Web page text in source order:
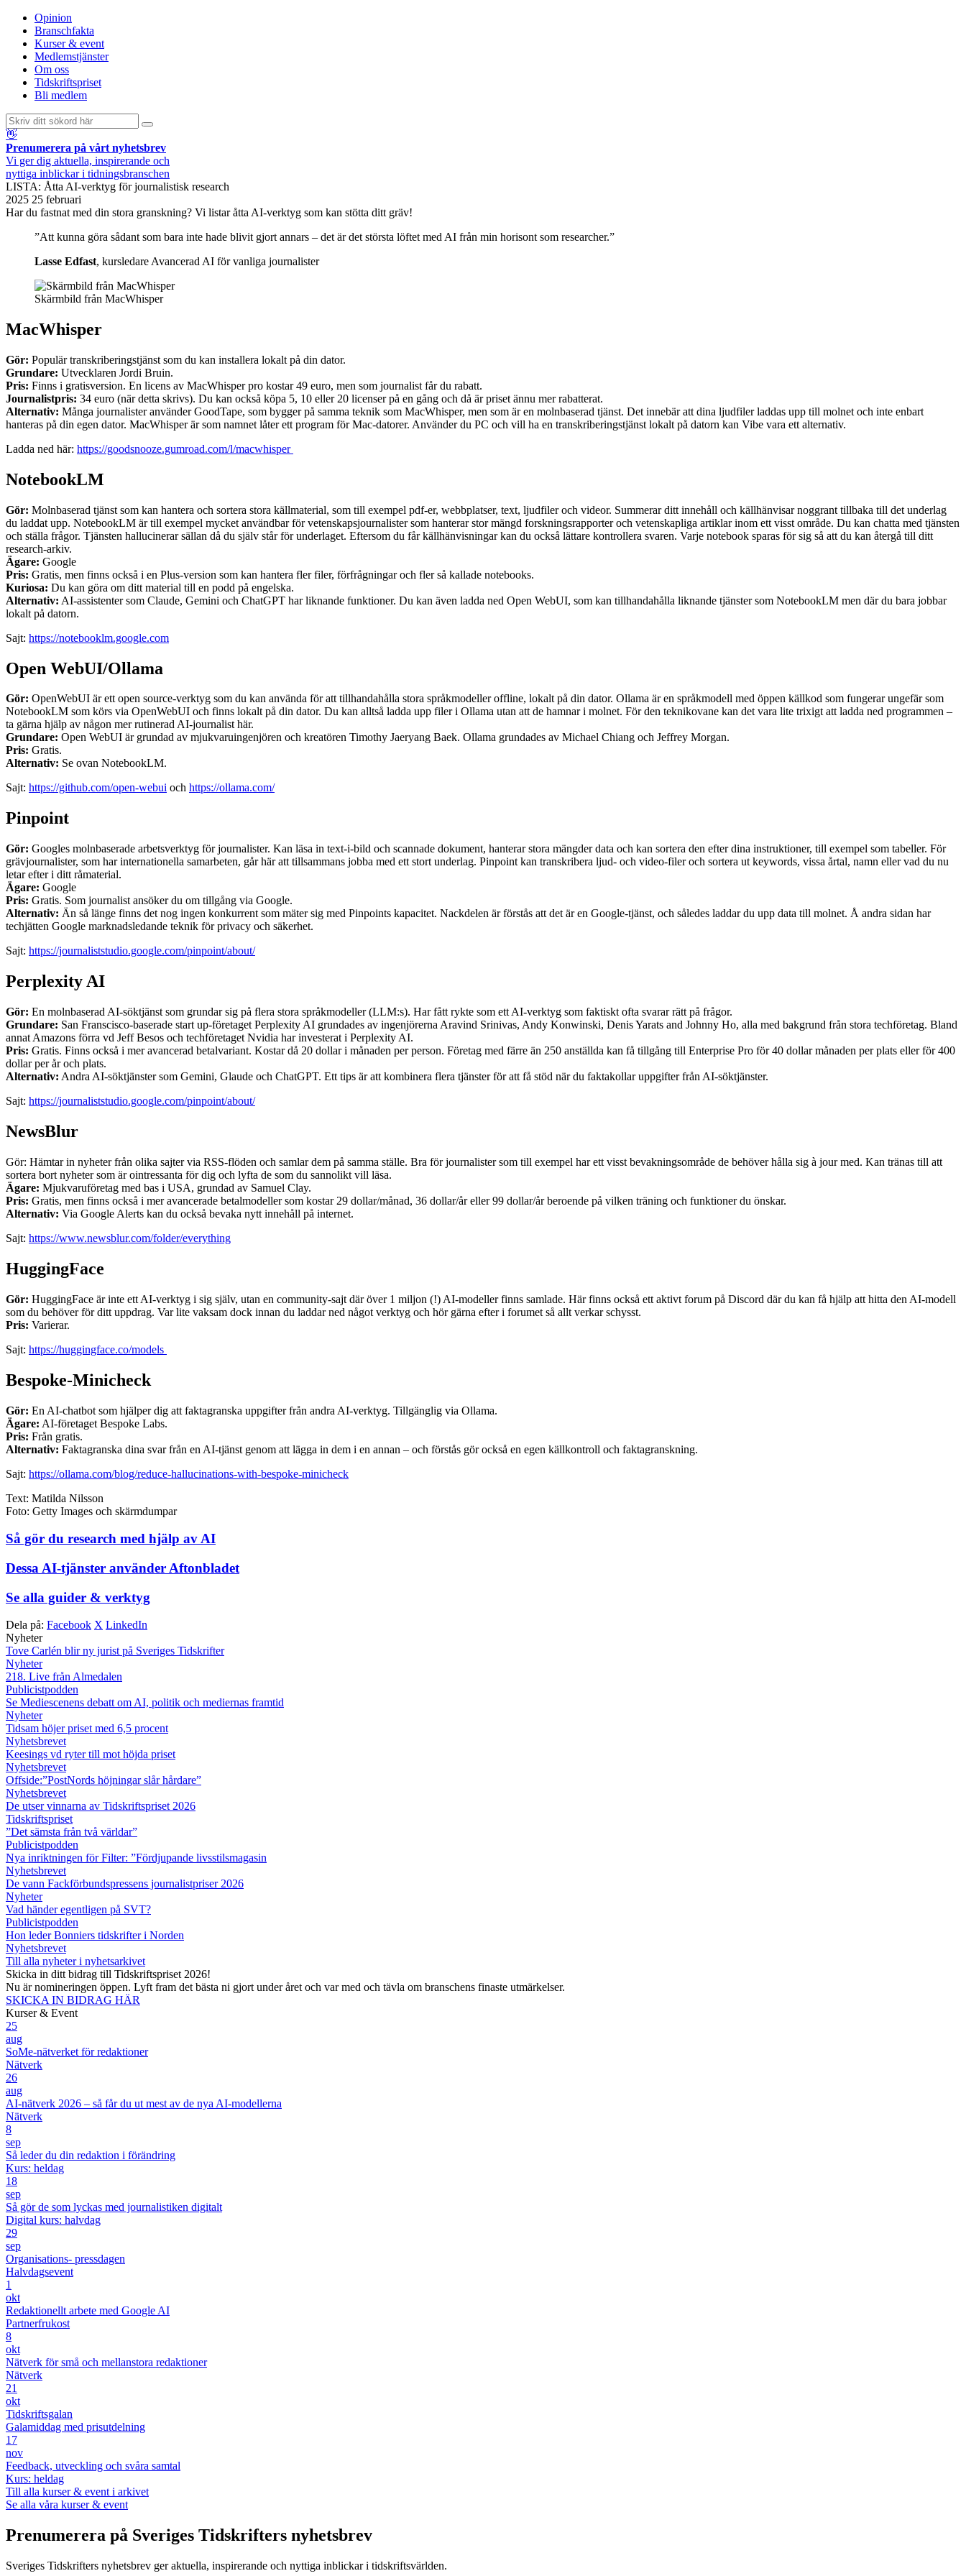
Opinion
Branschfakta
Kurser & event
Medlemstjänster
Om oss
Tidskriftspriset
Bli medlem
👋
Prenumerera på vårt nyhetsbrev
Vi ger dig aktuella, inspirerande och
nyttiga inblickar i tidningsbranschen
LISTA: Åtta AI-verktyg för journalistisk research
2025 25 februari
Har du fastnat med din stora granskning? Vi listar åtta AI-verktyg som kan stötta ditt gräv!
”Att kunna göra sådant som bara inte hade blivit gjort annars – det är det största löftet med AI från min horisont som researcher.”
Lasse Edfast, kursledare Avancerad AI för vanliga journalister
Skärmbild från MacWhisper
MacWhisper
Gör: Populär transkriberingstjänst som du kan installera lokalt på din dator.
Grundare: Utvecklaren Jordi Bruin.
Pris: Finns i gratisversion. En licens av MacWhisper pro kostar 49 euro, men som journalist får du rabatt.
Journalistpris: 34 euro (när detta skrivs). Du kan också köpa 5, 10 eller 20 licenser på en gång och då är priset ännu mer rabatterat.
Alternativ: Många journalister använder GoodTape, som bygger på samma teknik som MacWhisper, men som är en molnbaserad tjänst. Det innebär att dina ljudfiler laddas upp till molnet och inte enbart
hanteras på din egen dator. MacWhisper är som namnet låter ett program för Mac-datorer. Använder du PC och vill ha en transkriberingstjänst lokalt på datorn kan Vibe vara ett alternativ.
Ladda ned här: https://goodsnooze.gumroad.com/l/macwhisper
NotebookLM
Gör: Molnbaserad tjänst som kan hantera och sortera stora källmaterial, som till exempel pdf-er, webbplatser, text, ljudfiler och videor. Summerar ditt innehåll och källhänvisar noggrant tillbaka till det underlag
du laddat upp. NotebookLM är till exempel mycket användbar för vetenskapsjournalister som hanterar stor mängd forskningsrapporter och vetenskapliga artiklar inom ett visst område. Du kan chatta med tjänsten
och ställa frågor. Tjänsten hallucinerar sällan då du själv står för underlaget. Eftersom du får källhänvisningar kan du också lättare kontrollera svaren. Varje notebook sparas för sig så att du kan återgå till ditt
research-arkiv.
Ägare: Google
Pris: Gratis, men finns också i en Plus-version som kan hantera fler filer, förfrågningar och fler så kallade notebooks.
Kuriosa: Du kan göra om ditt material till en podd på engelska.
Alternativ: AI-assistenter som Claude, Gemini och ChatGPT har liknande funktioner. Du kan även ladda ned Open WebUI, som kan tillhandahålla liknande tjänster som NotebookLM men där du bara jobbar
lokalt på datorn.
Sajt: https://notebooklm.google.com
Open WebUI/Ollama
Gör: OpenWebUI är ett open source-verktyg som du kan använda för att tillhandahålla stora språkmodeller offline, lokalt på din dator. Ollama är en språkmodell med öppen källkod som fungerar ungefär som
NotebookLM som körs via OpenWebUI och finns lokalt på din dator. Du kan alltså ladda upp filer i Ollama utan att de hamnar i molnet. För den teknikovane kan det vara lite trixigt att ladda ned programmen –
ta gärna hjälp av någon mer rutinerad AI-journalist här.
Grundare: Open WebUI är grundad av mjukvaruingenjören och kreatören Timothy Jaeryang Baek. Ollama grundades av Michael Chiang och Jeffrey Morgan.
Pris: Gratis.
Alternativ: Se ovan NotebookLM.
Sajt: https://github.com/open-webui och https://ollama.com/
Pinpoint
Gör: Googles molnbaserade arbetsverktyg för journalister. Kan läsa in text-i-bild och scannade dokument, hanterar stora mängder data och kan sortera den efter dina instruktioner, till exempel som tabeller. För
grävjournalister, som har internationella samarbeten, går här att tillsammans jobba med ett stort underlag. Pinpoint kan transkribera ljud- och video-filer och sortera ut keywords, vissa årtal, namn eller vad du nu
letar efter i ditt råmaterial.
Ägare: Google
Pris: Gratis. Som journalist ansöker du om tillgång via Google.
Alternativ: Än så länge finns det nog ingen konkurrent som mäter sig med Pinpoints kapacitet. Nackdelen är förstås att det är en Google-tjänst, och således laddar du upp data till molnet. Å andra sidan har
techjätten Google marknadsledande teknik för privacy och säkerhet.
Sajt: https://journaliststudio.google.com/pinpoint/about/
Perplexity AI
Gör: En molnbaserad AI-söktjänst som grundar sig på flera stora språkmodeller (LLM:s). Har fått rykte som ett AI-verktyg som faktiskt ofta svarar rätt på frågor.
Grundare: San Franscisco-baserade start up-företaget Perplexity AI grundades av ingenjörerna Aravind Srinivas, Andy Konwinski, Denis Yarats and Johnny Ho, alla med bakgrund från stora techföretag. Bland
annat Amazons förra vd Jeff Besos och techföretaget Nvidia har investerat i Perplexity AI.
Pris: Gratis. Finns också i mer avancerad betalvariant. Kostar då 20 dollar i månaden per person. Företag med färre än 250 anställda kan få tillgång till Enterprise Pro för 40 dollar månaden per plats eller för 400
dollar per år och plats.
Alternativ: Andra AI-söktjänster som Gemini, Glaude och ChatGPT. Ett tips är att kombinera flera tjänster för att få stöd när du faktakollar uppgifter från AI-söktjänster.
Sajt: https://journaliststudio.google.com/pinpoint/about/
NewsBlur
Gör: Hämtar in nyheter från olika sajter via RSS-flöden och samlar dem på samma ställe. Bra för journalister som till exempel har ett visst bevakningsområde de behöver hålla sig à jour med. Kan tränas till att
sortera bort nyheter som är ointressanta för dig och lyfta de som du sannolikt vill läsa.
Ägare: Mjukvaruföretag med bas i USA, grundad av Samuel Clay.
Pris: Gratis, men finns också i mer avancerade betalmodeller som kostar 29 dollar/månad, 36 dollar/år eller 99 dollar/år beroende på vilken träning och funktioner du önskar.
Alternativ: Via Google Alerts kan du också bevaka nytt innehåll på internet.
Sajt: https://www.newsblur.com/folder/everything
HuggingFace
Gör: HuggingFace är inte ett AI-verktyg i sig själv, utan en community-sajt där över 1 miljon (!) AI-modeller finns samlade. Här finns också ett aktivt forum på Discord där du kan få hjälp att hitta den AI-modell
som du behöver för ditt uppdrag. Var lite vaksam dock innan du laddar ned något verktyg och hör gärna efter i forumet så allt verkar schysst.
Pris: Varierar.
Sajt: https://huggingface.co/models
Bespoke-Minicheck
Gör: En AI-chatbot som hjälper dig att faktagranska uppgifter från andra AI-verktyg. Tillgänglig via Ollama.
Ägare: AI-företaget Bespoke Labs.
Pris: Från gratis.
Alternativ: Faktagranska dina svar från en AI-tjänst genom att lägga in dem i en annan – och förstås gör också en egen källkontroll och faktagranskning.
Sajt: https://ollama.com/blog/reduce-hallucinations-with-bespoke-minicheck
Text: Matilda Nilsson
Foto: Getty Images och skärmdumpar
Så gör du research med hjälp av AI
Dessa AI-tjänster använder Aftonbladet
Se alla guider & verktyg
Dela på: Facebook X LinkedIn
Nyheter
Tove Carlén blir ny jurist på Sveriges Tidskrifter
Nyheter
218. Live från Almedalen
Publicistpodden
Se Mediescenens debatt om AI, politik och mediernas framtid
Nyheter
Tidsam höjer priset med 6,5 procent
Nyhetsbrevet
Keesings vd ryter till mot höjda priset
Nyhetsbrevet
Offside:”PostNords höjningar slår hårdare”
Nyhetsbrevet
De utser vinnarna av Tidskriftspriset 2026
Tidskriftspriset
”Det sämsta från två världar”
Publicistpodden
Nya inriktningen för Filter: ”Fördjupande livsstilsmagasin
Nyhetsbrevet
De vann Fackförbundspressens journalistpriser 2026
Nyheter
Vad händer egentligen på SVT?
Publicistpodden
Hon leder Bonniers tidskrifter i Norden
Nyhetsbrevet
Till alla nyheter i nyhetsarkivet
Skicka in ditt bidrag till Tidskriftspriset 2026!
Nu är nomineringen öppen. Lyft fram det bästa ni gjort under året och var med och tävla om branschens finaste utmärkelser.
SKICKA IN BIDRAG HÄR
Kurser & Event
25
aug
SoMe-nätverket för redaktioner
Nätverk
26
aug
AI-nätverk 2026 – så får du ut mest av de nya AI-modellerna
Nätverk
8
sep
Så leder du din redaktion i förändring
Kurs: heldag
18
sep
Så gör de som lyckas med journalistiken digitalt
Digital kurs: halvdag
29
sep
Organisations- pressdagen
Halvdagsevent
1
okt
Redaktionellt arbete med Google AI
Partnerfrukost
8
okt
Nätverk för små och mellanstora redaktioner
Nätverk
21
okt
Tidskriftsgalan
Galamiddag med prisutdelning
17
nov
Feedback, utveckling och svåra samtal
Kurs: heldag
Till alla kurser & event i arkivet
Se alla våra kurser & event
Prenumerera på Sveriges Tidskrifters nyhetsbrev
Sveriges Tidskrifters nyhetsbrev ger aktuella, inspirerande och nyttiga inblickar i tidskriftsvärlden.